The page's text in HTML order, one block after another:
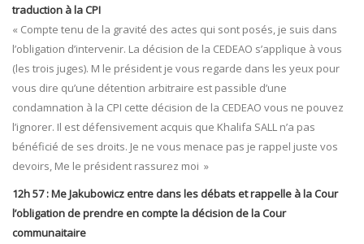
traduction à la CPI
« Compte tenu de la gravité des actes qui sont posés, je suis dans
l’obligation d’intervenir. La décision de la CEDEAO s’applique à vous
(les trois juges). M le président je vous regarde dans les yeux pour
vous dire qu’une détention arbitraire est passible d’une
condamnation à la CPI cette décision de la CEDEAO vous ne pouvez
l’ignorer. Il est défensivement acquis que Khalifa SALL n’a pas
bénéficié de ses droits. Je ne vous menace pas je rappel juste vos
devoirs, Me le président rassurez moi »
12h 57 : Me Jakubowicz entre dans les débats et rappelle à la Cour
l’obligation de prendre en compte la décision de la Cour
communaitaire